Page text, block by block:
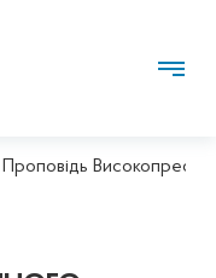
Проповідь